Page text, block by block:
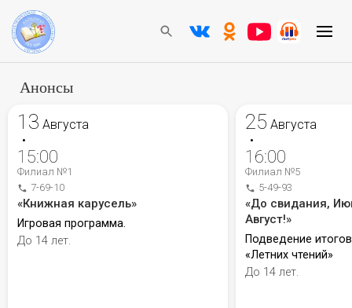
Анонсы
13 Августа
•
15:00
Филиал №1
7-69-10
«Книжная карусель»
Игровая программа.
До 14 лет.
25 Августа
•
16:00
Филиал №5
5-49-93
«До свидания,
Август!»
Подведение
«Летних чтений»
До 14 лет.